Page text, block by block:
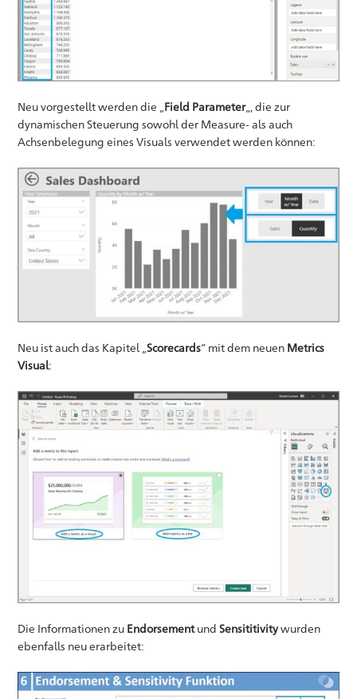
Neu vorgestellt werden die „ Field Parameter„, die zur
dynamischen Steuerung sowohl der Measure- als auch
Achsenbelegung eines Visuals verwendet werden können:
Neu ist auch das Kapitel „Scorecards“ mit dem neuen Metrics
Visual:
Die Informationen zu EndorsementundSensititivitywurden
ebenfalls neu erarbeitet: